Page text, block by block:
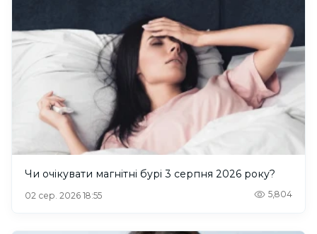
Чи очікувати магнітні бурі 3 серпня 2026 року?
02 сер. 2026 18:55 5,804